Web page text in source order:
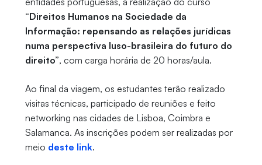
“Direitos Humanos na Sociedade da
Informação: repensando as relações jurídicas
numa perspectiva luso-brasileira do futuro do
direito”, com carga horária de 20 horas/aula.
Ao final da viagem, os estudantes terão realizado
visitas técnicas, participado de reuniões e feito
networking nas cidades de Lisboa, Coimbra e
Salamanca. As inscrições podem ser realizadas por
meio deste link.